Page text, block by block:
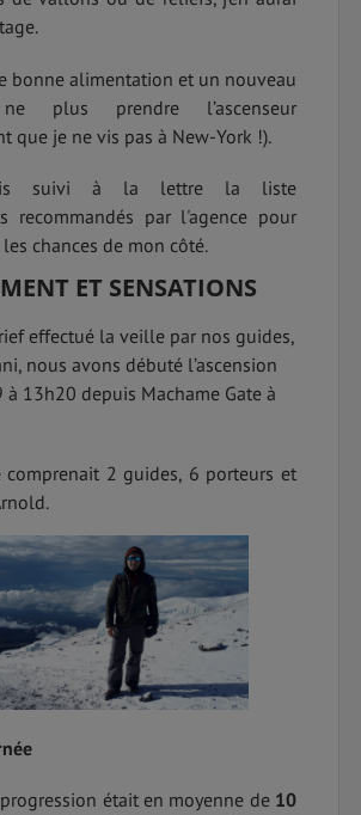
bonne alimentation et un nouveau
plus prendre l’ascenseur
que je ne vis pas à New-York !).
suivi à la lettre la liste
recommandés par l'agence pour
chances de mon côté.
ET SENSATIONS
effectué la veille par nos guides,
nous avons débuté l’ascension
13h20 depuis Machame Gate à
comprenait 2 guides, 6 porteurs et
était en moyenne de 10